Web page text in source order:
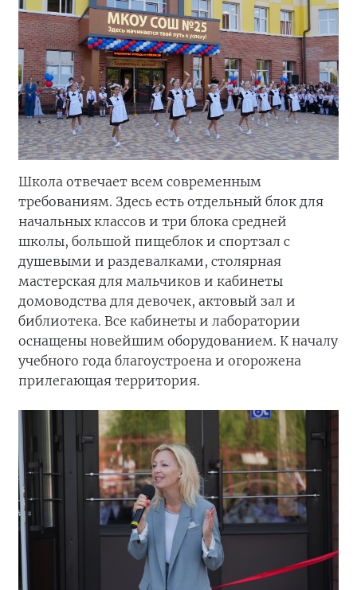
Школа отвечает всем современным
требованиям. Здесь есть отдельный блок для
начальных классов и три блока средней
школы, большой пищеблок и спортзал с
душевыми и раздевалками, столярная
мастерская для мальчиков и кабинеты
домоводства для девочек, актовый зал и
библиотека. Все кабинеты и лаборатории
оснащены новейшим оборудованием. К началу
учебного года благоустроена и огорожена
прилегающая территория.